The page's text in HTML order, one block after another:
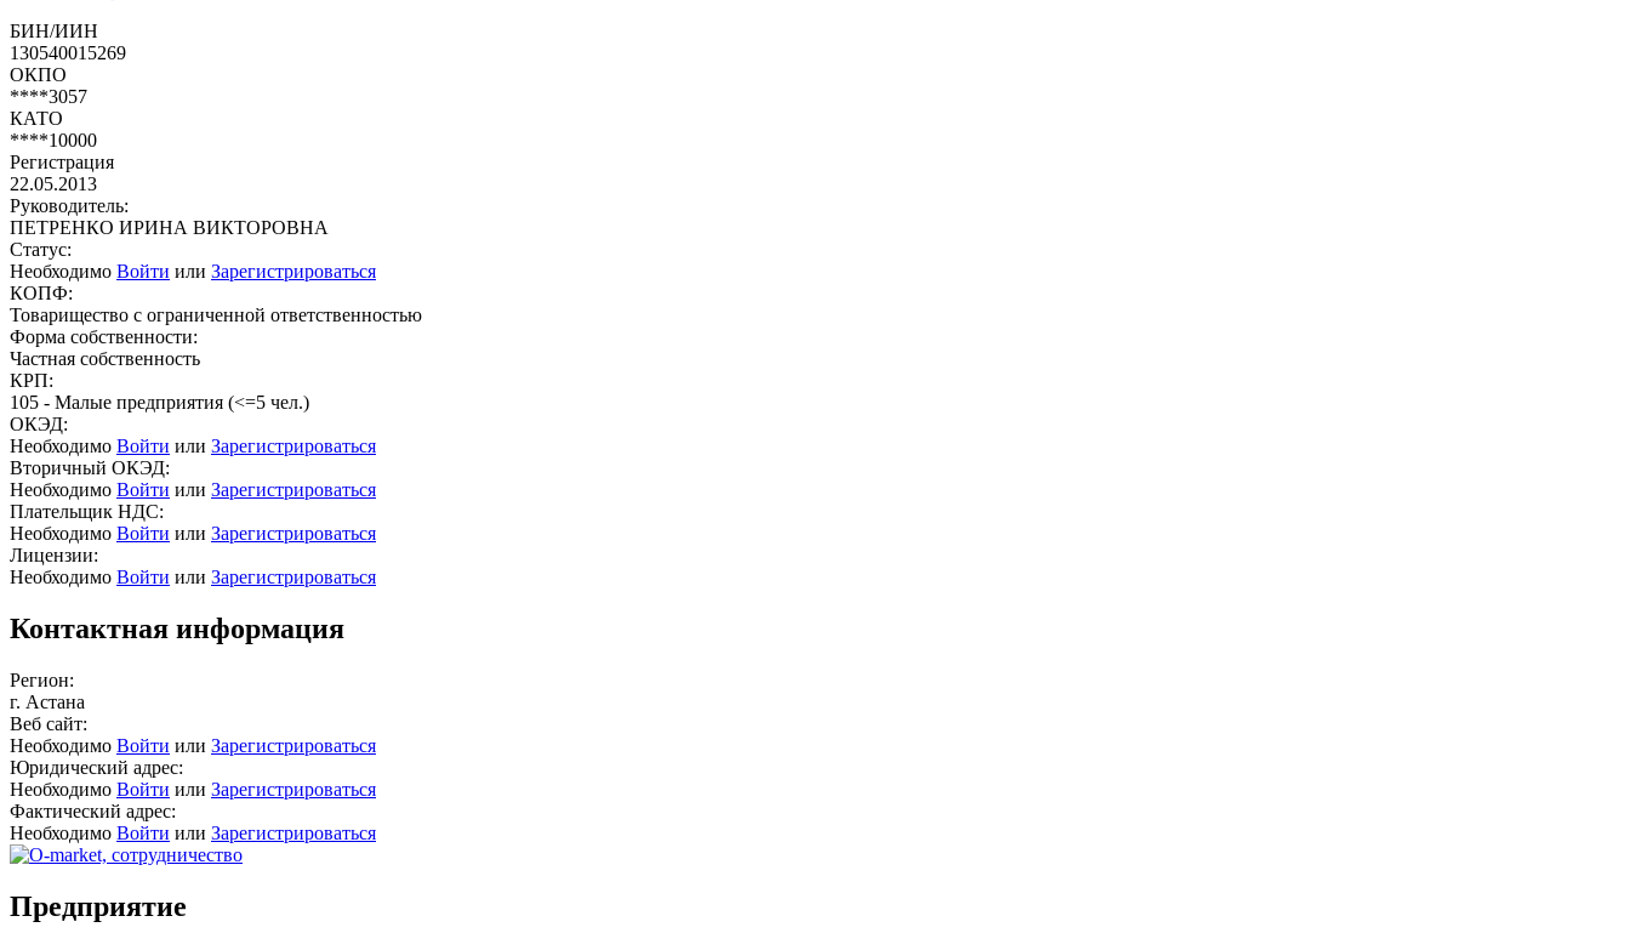
БИН/ИИН
130540015269
ОКПО
****3057
КАТО
****10000
Регистрация
22.05.2013
Руководитель:
ПЕТРЕНКО ИРИНА ВИКТОРОВНА
Статус:
Необходимо Войти или Зарегистрироваться
КОПФ:
Товарищество с ограниченной ответственностью
Форма собственности:
Частная собственность
КРП:
105 - Малые предприятия (<=5 чел.)
ОКЭД:
Необходимо Войти или Зарегистрироваться
Вторичный ОКЭД:
Необходимо Войти или Зарегистрироваться
Плательщик НДС:
Необходимо Войти или Зарегистрироваться
Лицензии:
Необходимо Войти или Зарегистрироваться
Контактная информация
Регион:
г. Астана
Веб сайт:
Необходимо Войти или Зарегистрироваться
Юридический адрес:
Необходимо Войти или Зарегистрироваться
Фактический адрес:
Необходимо Войти или Зарегистрироваться
Предприятие